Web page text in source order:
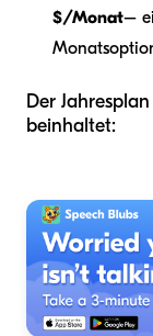
$/Monat–
Der
beinhaltet: